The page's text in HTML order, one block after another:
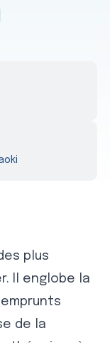
plus
Il englobe la
de la